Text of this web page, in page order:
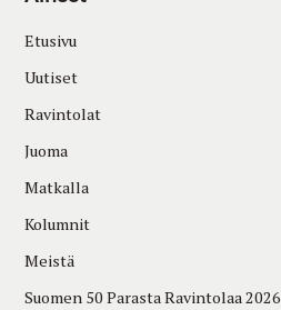
Etusivu
Uutiset
Ravintolat
Juoma
Matkalla
Kolumnit
Meistä
Suomen 50 Parasta Ravintolaa 2026